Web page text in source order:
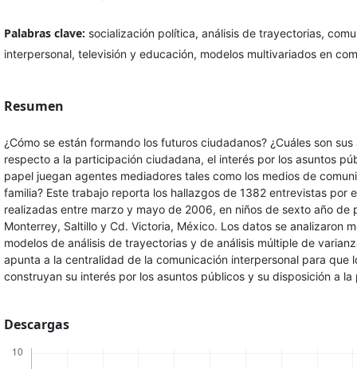
Palabras clave: socialización política, análisis de trayectorias,
interpersonal, televisión y educación, modelos multivariados en
Resumen
¿Cómo se están formando los futuros ciudadanos? ¿Cuáles son
respecto a la participación ciudadana, el interés por los asuntos
papel juegan agentes mediadores tales como los medios de
familia? Este trabajo reporta los hallazgos de 1382 entrevistas por
realizadas entre marzo y mayo de 2006, en niños de sexto año de
Monterrey, Saltillo y Cd. Victoria, México. Los datos se analizaron
modelos de análisis de trayectorias y de análisis múltiple de
apunta a la centralidad de la comunicación interpersonal para que
construyan su interés por los asuntos públicos y su disposición a
Descargas